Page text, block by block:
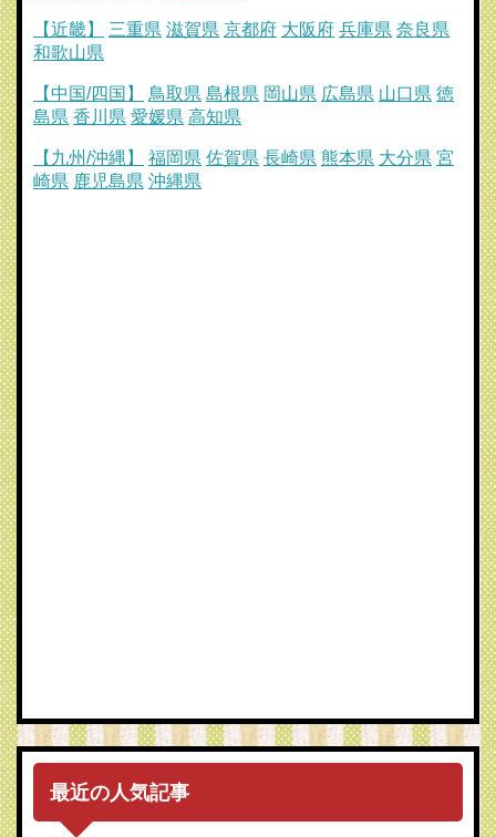
【近畿】 三重県 滋賀県 京都府 大阪府 兵庫県 奈良県
和歌山県
【中国/四国】 鳥取県 島根県 岡山県 広島県 山口県 徳
島県 香川県 愛媛県 高知県
【九州/沖縄】 福岡県 佐賀県 長崎県 熊本県 大分県 宮
崎県 鹿児島県 沖縄県
最近の人気記事